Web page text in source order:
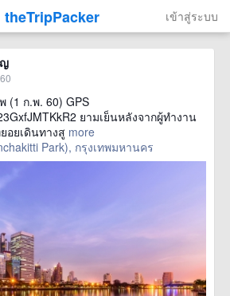
theTripPacker เข้าสู่ระบบ
(1 ก.พ. 60) GPS
ยามเย็นหลังจากผู้ทำงาน
อยเดินทางสู more
Park), กรุงเทพมหานคร